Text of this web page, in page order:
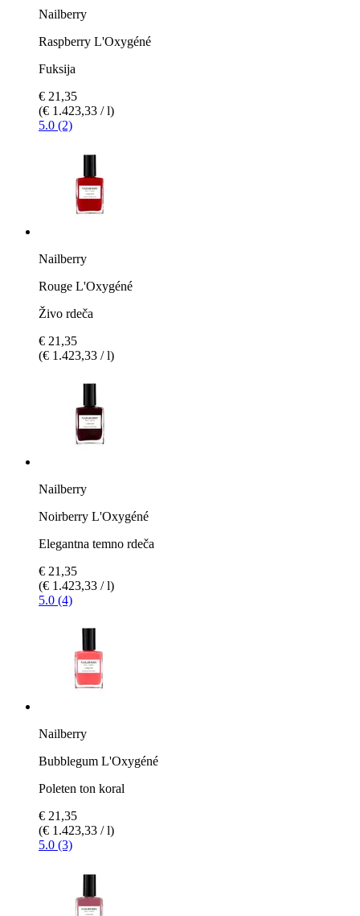
Nailberry
Raspberry L'Oxygéné
Fuksija
€ 21,35
(€ 1.423,33 / l)
5.0 (2)
Nailberry
Rouge L'Oxygéné
Živo rdeča
€ 21,35
(€ 1.423,33 / l)
Nailberry
Noirberry L'Oxygéné
Elegantna temno rdeča
€ 21,35
(€ 1.423,33 / l)
5.0 (4)
Nailberry
Bubblegum L'Oxygéné
Poleten ton koral
€ 21,35
(€ 1.423,33 / l)
5.0 (3)